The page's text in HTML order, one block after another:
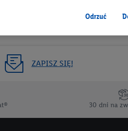
ZAPISZ SIĘ!
30 dni na
jako niezależny administrator danych
generowaniu profili, które są również
dokładnych danych dotyczących
lub uzyskiwanie dostępu do
wydajności/skuteczności reklamy,
technicznego i optymalizacji
Odrzuć